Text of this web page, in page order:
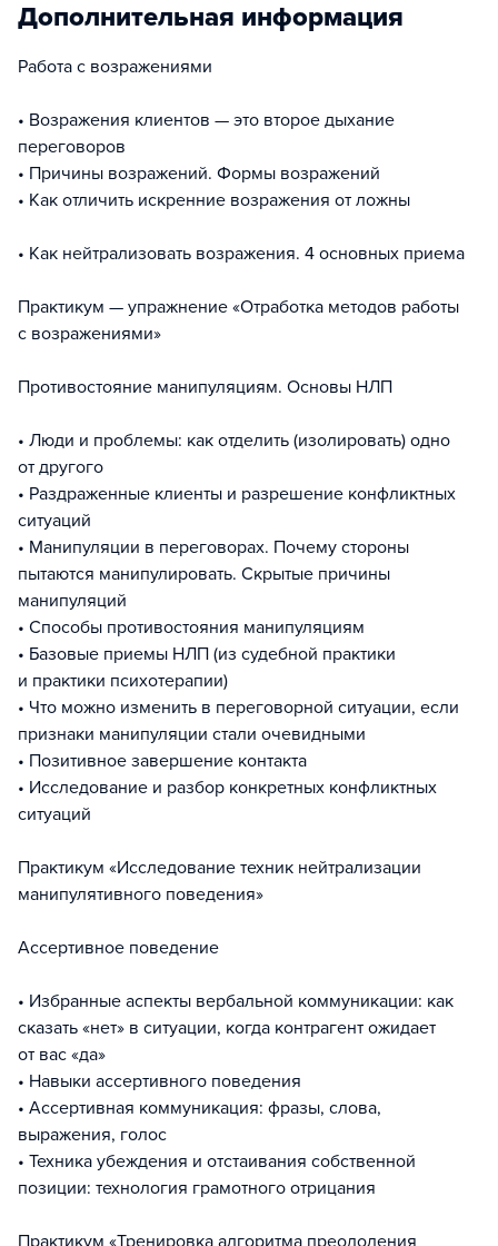
Дополнительная информация
Работа с возражениями
• Возражения клиентов — это второе дыхание
переговоров
• Причины возражений. Формы возражений
• Как отличить искренние возражения от ложны
• Как нейтрализовать возражения. 4 основных приема
Практикум — упражнение «Отработка методов работы
с возражениями»
Противостояние манипуляциям. Основы НЛП
• Люди и проблемы: как отделить (изолировать) одно
от другого
• Раздраженные клиенты и разрешение конфликтных
ситуаций
• Манипуляции в переговорах. Почему стороны
пытаются манипулировать. Скрытые причины
манипуляций
• Способы противостояния манипуляциям
• Базовые приемы НЛП (из судебной практики
и практики психотерапии)
• Что можно изменить в переговорной ситуации, если
признаки манипуляции стали очевидными
• Позитивное завершение контакта
• Исследование и разбор конкретных конфликтных
ситуаций
Практикум «Исследование техник нейтрализации
манипулятивного поведения»
Ассертивное поведение
• Избранные аспекты вербальной коммуникации: как
сказать «нет» в ситуации, когда контрагент ожидает
от вас «да»
• Навыки ассертивного поведения
• Ассертивная коммуникация: фразы, слова,
выражения, голос
• Техника убеждения и отстаивания собственной
позиции: технология грамотного отрицания
Практикум «Тренировка алгоритма преодоления